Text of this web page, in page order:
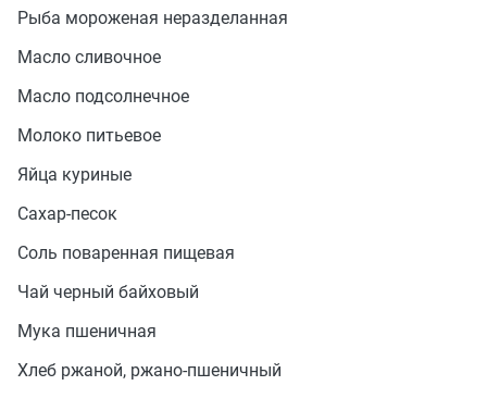
Рыба мороженая неразделанная
Масло сливочное
Масло подсолнечное
Молоко питьевое
Яйца куриные
Сахар-песок
Соль поваренная пищевая
Чай черный байховый
Мука пшеничная
Хлеб ржаной, ржано-пшеничный